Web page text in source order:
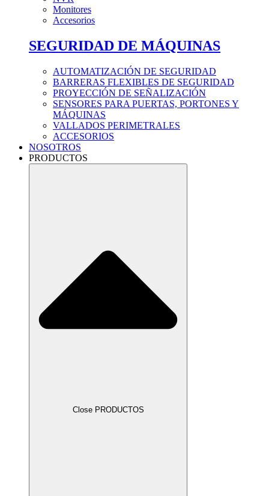
Monitores
Accesorios
SEGURIDAD DE MÁQUINAS
AUTOMATIZACIÓN DE SEGURIDAD
BARRERAS FLEXIBLES DE SEGURIDAD
PROYECCIÓN DE SEÑALIZACIÓN
SENSORES PARA PUERTAS, PORTONES Y
MÁQUINAS
VALLADOS PERIMETRALES
ACCESORIOS
NOSOTROS
PRODUCTOS
Close PRODUCTOS